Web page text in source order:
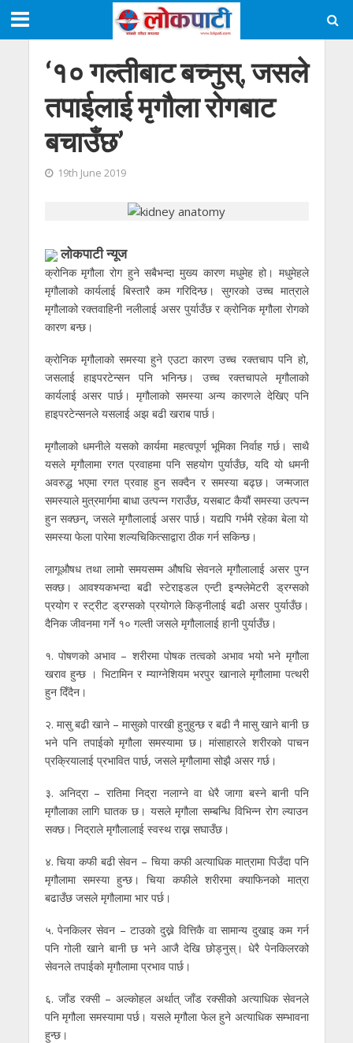
‘१० गल्तीबाट बच्नुस्, जसले
तपाईलाई मृगौला रोगबाट
बचाउँछ’
19th June 2019
लाेकपाटी न्यूज
क्रोनिक मृगौला रोग हुने सबैभन्दा मुख्य कारण मधुमेह हो। मधुमेहले
मृगौलाको कार्यलाई बिस्तारै कम गरिदिन्छ। सुगरको उच्च मात्राले
मृगौलाको रक्तवाहिनी नलीलाई असर पुर्याउँछ र क्रोनिक मृगौला रोगको
कारण बन्छ।
क्रोनिक मृगौलाको समस्या हुने एउटा कारण उच्च रक्तचाप पनि हो,
जसलाई हाइपरटेन्सन पनि भनिन्छ। उच्च रक्तचापले मृगौलाको
कार्यलाई असर पार्छ। मृगौलाको समस्या अन्य कारणले देखिए पनि
हाइपरटेन्सनले यसलाई अझ बढी खराब पार्छ।
मृगौलाको धमनीले यसको कार्यमा महत्वपूर्ण भूमिका निर्वाह गर्छ। साथै
यसले मृगौलामा रगत प्रवाहमा पनि सहयोग पुर्याउँछ, यदि यो धमनी
अवरुद्ध भएमा रगत प्रवाह हुन सक्दैन र समस्या बढ्छ। जन्मजात
समस्याले मुत्रमार्गमा बाधा उत्पन्न गराउँछ, यसबाट कैयौं समस्या उत्पन्न
हुन सक्छन्, जसले मृगौलालाई असर पार्छ। यद्यपि गर्भमै रहेका बेला यो
समस्या फेला पारेमा शल्यचिकित्साद्वारा ठीक गर्न सकिन्छ।
लागूऔषध तथा लामो समयसम्म औषधि सेवनले मृगौलालाई असर पुग्न
सक्छ। आवश्यकभन्दा बढी स्टेराइडल एन्टी इन्फ्लेमेटरी ड्रग्सको
प्रयोग र स्ट्रीट ड्रग्सको प्रयोगले किड्नीलाई बढी असर पुर्याउँछ।
दैनिक जीवनमा गर्ने १० गल्ती जसले मृगौलालाई हानी पुर्याउँछ।
१. पोषणको अभाव – शरीरमा पोषक तत्वको अभाव भयो भने मृगौला
खराव हुन्छ । भिटामिन र म्याग्नेशियम भरपुर खानाले मृगौलामा पत्थरी
हुन दिँदैन।
२. मासु बढी खाने – मासुको पारखी हुनुहुन्छ र बढी नै मासु खाने बानी छ
भने पनि तपाईको मृगौला समस्यामा छ। मांसाहारले शरीरको पाचन
प्रक्रियालाई प्रभावित पार्छ, जसले मृगौलामा सोझै असर गर्छ।
३. अनिद्रा – रातिमा निद्रा नलाग्ने वा धेरै जागा बस्ने बानी पनि
मृगौलाका लागि घातक छ। यसले मृगौला सम्बन्धि विभिन्न रोग ल्याउन
सक्छ। निद्राले मृगौलालाई स्वस्थ राख्न सघाउँछ।
४. चिया कफी बढी सेवन – चिया कफी अत्याधिक मात्रामा पिउँदा पनि
मृगौलामा समस्या हुन्छ। चिया कफीले शरीरमा क्याफिनको मात्रा
बढाउँछ जसले मृगौलामा भार पर्छ।
५. पेनकिलर सेवन – टाउको दुख्ने वित्तिकै वा सामान्य दुखाइ कम गर्न
पनि गोली खाने बानी छ भने आजै देखि छोड्नुस्। धेरै पेनकिलरको
सेवनले तपाईको मृगौलामा प्रभाव पार्छ।
६. जाँड रक्सी – अल्कोहल अर्थात् जाँड रक्सीको अत्याधिक सेवनले
पनि मृगौला समस्यामा पर्छ। यसले मृगौला फेल हुने अत्याधिक सम्भावना
हुन्छ।